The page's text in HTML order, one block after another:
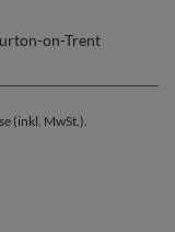
on-Trent
(inkl. MwSt.).